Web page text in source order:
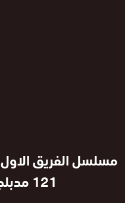
121 مدبلجة قصة عشق